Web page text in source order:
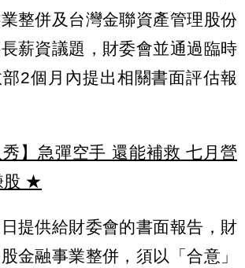
整併及台灣金聯資產管理股份
薪資議題，財委會並通過臨時
2個月內提出相關書面評估報
】急彈空手 還能補救 七月營
股 ★
提供給財委會的書面報告，財
金融事業整併，須以「合意」